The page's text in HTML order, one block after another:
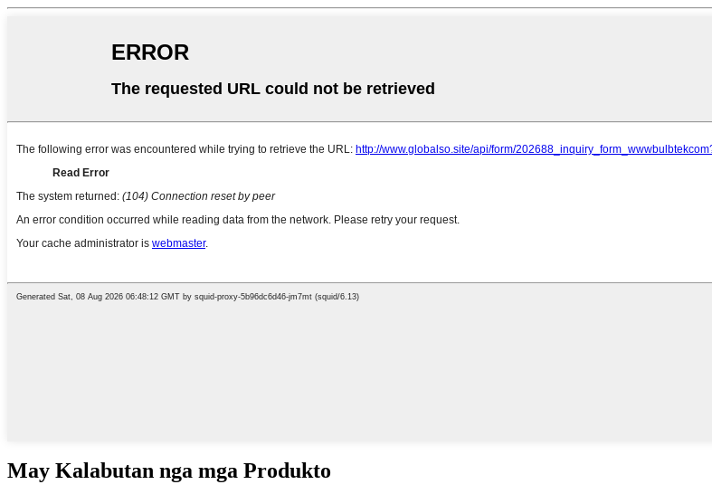
May Kalabutan nga mga Produkto